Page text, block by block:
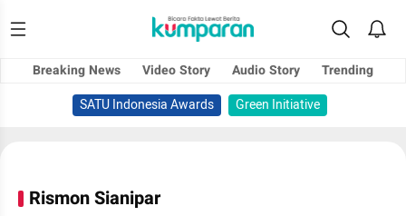
Breaking News Video Story Audio Story
Trending
SATU Indonesia Awards
Green Initiative
Rismon Sianipar